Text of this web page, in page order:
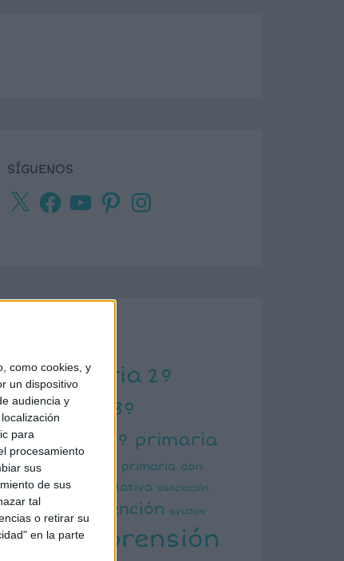
como cookies, y
un dispositivo
audiencia y
para
procesamiento
sus
de sus
tal
o retirar su
en la parte
SÍGUENOS
X
Facebook
YouTubePinterestInstagram
1º primaria 2º
primaria
3º
primaria
4º primaria
5º primaria 6º primaria abn
actividad manipulativa asociación
atención ayudas
comprensión